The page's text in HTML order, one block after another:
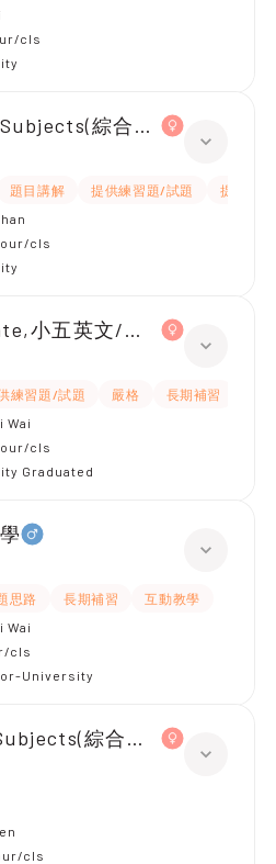
cls
綜合科學/英文)
題目講解 提供練習題/試題
提供筆記
cls
小五英文/數學 全科
練習題/試題 嚴格 長期補習
Wai
cls
Graduated
思路 長期補習
互動教學
Wai
cls
University
cls